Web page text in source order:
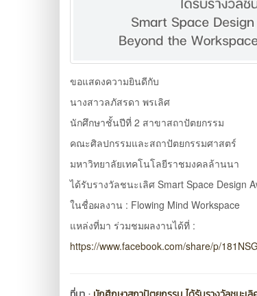
ขอแสดงความยินดีกับ
นางสาวลภัสรดา พรเลิศ
นักศึกษาชั้นปีที่ 2 สาขาสถาปัตยกรรม
คณะศิลปกรรมและสถาปัตยกรรมศาสตร์
มหาวิทยาลัยเทคโนโลยีราชมงคลล้านนา
ได้รับรางวัลชนะเลิศ Smart Space Design
ในชื่อผลงาน : Flowing Mind Workspace
แหล่งที่มา ร่วมชมผลงานได้ที่ :
https://www.facebook.com/share/p/